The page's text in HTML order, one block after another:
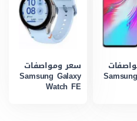
سعر ومواصفات
Samsung Galaxy
Watch FE